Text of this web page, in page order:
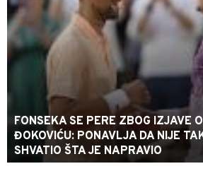
FONSEKA SE PERE ZBOG IZJAVE
ĐOKOVIĆU: PONAVLJA DA NIJE
SHVATIO ŠTA JE NAPRAVIO